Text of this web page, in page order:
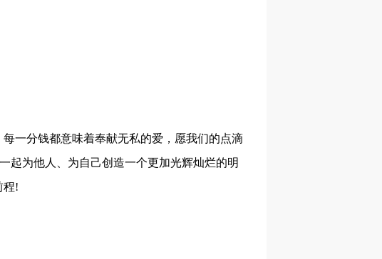
一分钱都意味着奉献无私的爱，愿我们的点滴
起为他人、为自己创造一个更加光辉灿烂的明
程!